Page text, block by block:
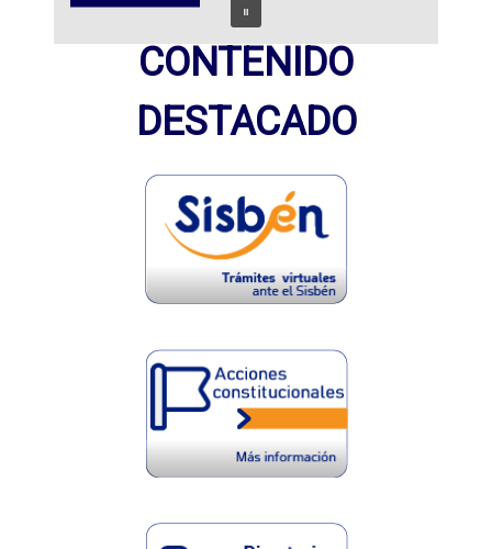
CONTENIDO
DESTACADO